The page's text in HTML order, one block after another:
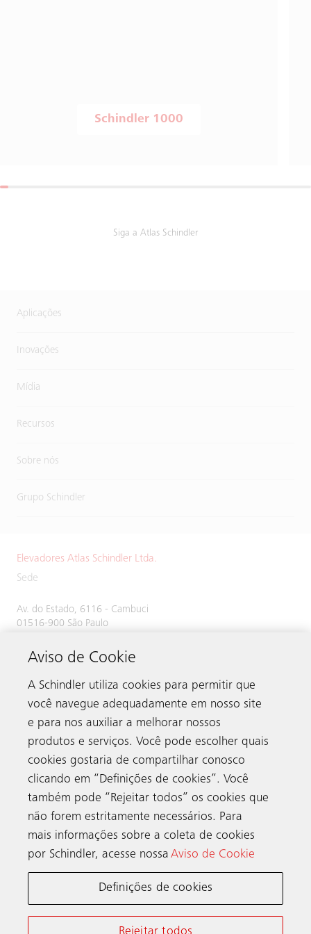
Schindler 1000
Siga a Atlas Schindler
Aplicações
Inovações
Mídia
Recursos
Sobre nós
Grupo Schindler
Elevadores Atlas Schindler Ltda.
Sede
Av. do Estado, 6116 - Cambuci
01516-900 São Paulo
Contato
Schindler no mundo
Aviso de Cookie
A Schindler utiliza cookies para permitir que
você navegue adequadamente em nosso site
e para nos auxiliar a melhorar nossos
produtos e serviços. Você pode escolher quais
cookies gostaria de compartilhar conosco
clicando em “Definições de cookies”. Você
também pode “Rejeitar todos” os cookies que
não forem estritamente necessários. Para
mais informações sobre a coleta de cookies
por Schindler, acesse nossa Aviso de Cookie
Definições de cookies